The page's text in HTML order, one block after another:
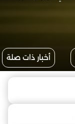
أخبار ذات صلة